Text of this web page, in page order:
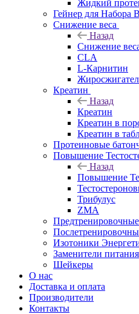
Жидкий
Гейнер для Набора
Снижение веса
Назад
Снижение
CLA
L-Карнитин
Креатин
Назад
Креатин
Креатин в
Креатин в
Протеиновые
Повышение
Назад
Повышение
Трибулус
ZMA
Изотоники
Заменители питания
Шейкеры
О нас
Доставка и оплата
Производители
Контакты